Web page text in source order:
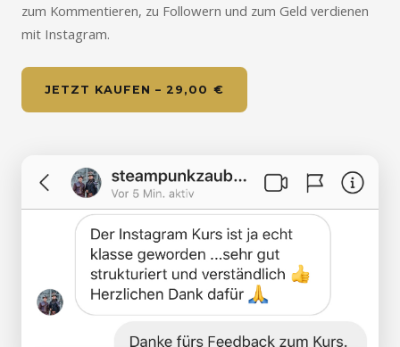
zum Kommentieren, zu Followern und zum Geld verdienen
mit Instagram.
JETZT KAUFEN – 29,00 €